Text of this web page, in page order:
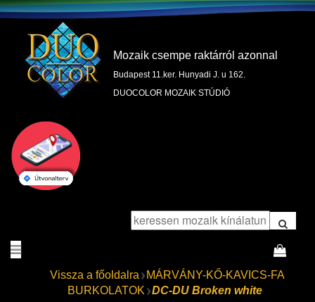
Mozaik csempe raktárról azonnal
Budapest 11.ker. Hunyadi J. u 162.
DUOCOLOR MOZAIK STÚDIÓ
Vissza a főoldalra
MÁRVÁNY-KŐ-KAVICS-FA
BURKOLATOK
DC-DU Broken white